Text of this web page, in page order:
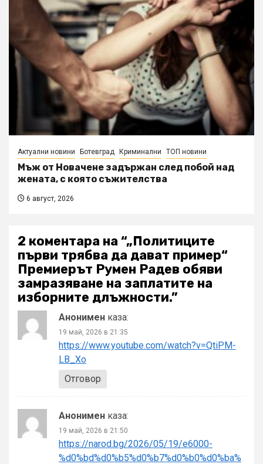
Актуални новини Ботевград Криминални ТОП новини
Мъж от Новачене задържан след побой над
жената, с която съжителства
6 август, 2026
2 коментара на “„Политиците
първи трябва да дават пример“
Премиерът Румен Радев обяви
замразяване на заплатите на
изборните длъжности.”
Анонимен каза:
19 май, 2026 в 21:35
https://www.youtube.com/watch?v=QtiPM-
LB_Xo
Отговор
Анонимен каза:
19 май, 2026 в 21:50
https://narod.bg/2026/05/19/e6000-
%d0%bd%d0%b5%d0%b7%d0%b0%d0%ba%